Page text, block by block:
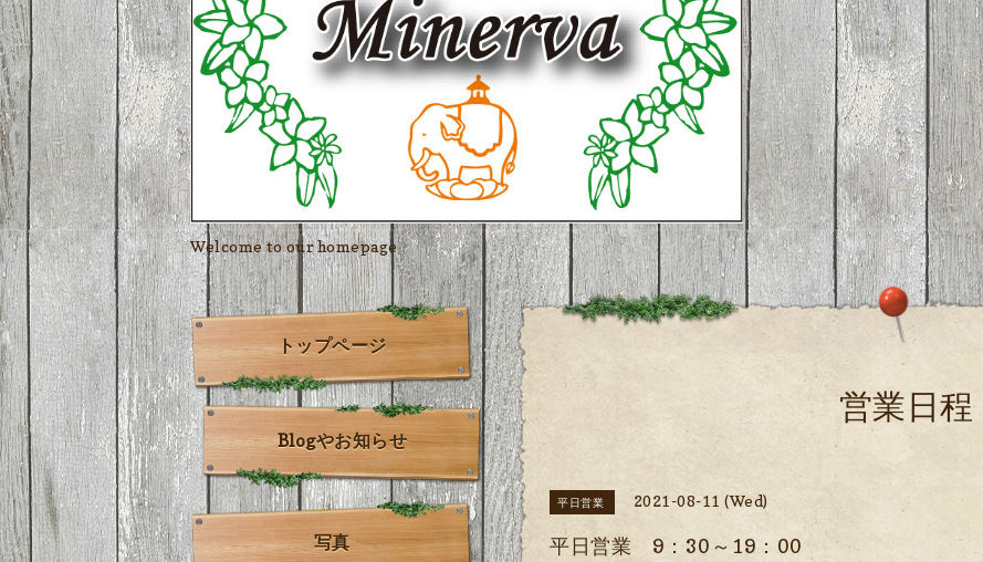
Welcome to our homepage
営業日程
平日営業 2021-08-11 (Wed)
平日営業 9：30～19：00
トップページ
Blogやお知らせ
写真